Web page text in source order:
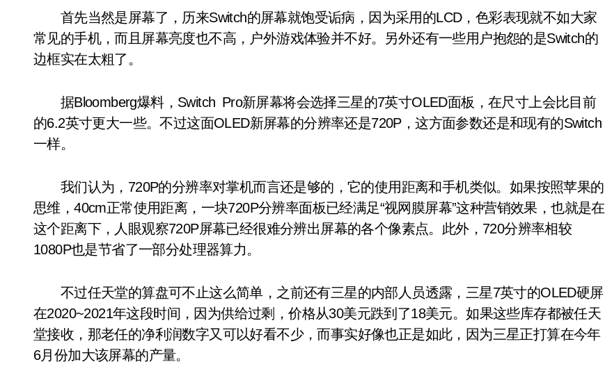
首先当然是屏幕了，历来Switch的屏幕就饱受诟病，因为采用的LCD，色彩表现就不如大家
常见的手机，而且屏幕亮度也不高，户外游戏体验并不好。另外还有一些用户抱怨的是Switch的
边框实在太粗了。
据Bloomberg爆料，Switch Pro新屏幕将会选择三星的7英寸OLED面板，在尺寸上会比目前
的6.2英寸更大一些。不过这面OLED新屏幕的分辨率还是720P，这方面参数还是和现有的Switch
一样。
我们认为，720P的分辨率对掌机而言还是够的，它的使用距离和手机类似。如果按照苹果的
思维，40cm正常使用距离，一块720P分辨率面板已经满足“视网膜屏幕”这种营销效果，也就是在
这个距离下，人眼观察720P屏幕已经很难分辨出屏幕的各个像素点。此外，720分辨率相较
1080P也是节省了一部分处理器算力。
不过任天堂的算盘可不止这么简单，之前还有三星的内部人员透露，三星7英寸的OLED硬屏
在2020~2021年这段时间，因为供给过剩，价格从30美元跌到了18美元。如果这些库存都被任天
堂接收，那老任的净利润数字又可以好看不少，而事实好像也正是如此，因为三星正打算在今年
6月份加大该屏幕的产量。